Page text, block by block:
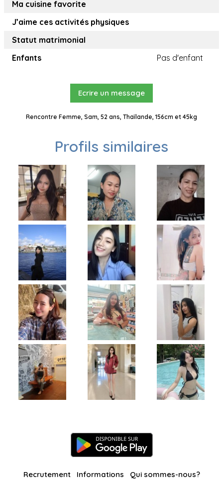
Ma cuisine favorite
J’aime ces activités physiques
Statut matrimonial
Enfants
Pas d'enfant
Ecrire un message
Rencontre Femme, Sam, 52 ans, Thaïlande, 156cm et 45kg
Profils similaires
Recrutement Informations Qui sommes-nous?